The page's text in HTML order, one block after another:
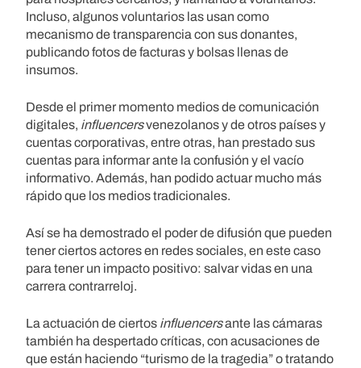
Incluso, algunos voluntarios las usan como
mecanismo de transparencia con sus donantes,
publicando fotos de facturas y bolsas llenas de
insumos.
Desde el primer momento medios de comunicación
digitales, influencersvenezolanos y de otros países y
cuentas corporativas, entre otras, han prestado sus
cuentas para informar ante la confusión y el vacío
informativo. Además, han podido actuar mucho más
rápido que los medios tradicionales.
Así se ha demostrado el poder de difusión que pueden
tener ciertos actores en redes sociales, en este caso
para tener un impacto positivo: salvar vidas en una
carrera contrarreloj.
La actuación de ciertos influencersante las cámaras
también ha despertado críticas, con acusaciones de
que están haciendo “turismo de la tragedia” o tratando